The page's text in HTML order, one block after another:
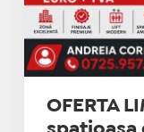
OFERTA